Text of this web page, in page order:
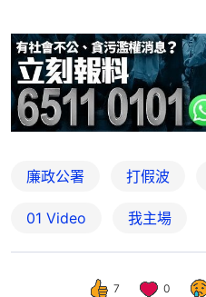
廉政公署 打假波
01 Video 我主場
7 0